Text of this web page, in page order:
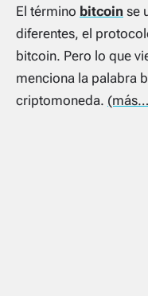
El término bitcoin se
diferentes, el
bitcoin. Pero lo que
menciona la palabra
criptomoneda.